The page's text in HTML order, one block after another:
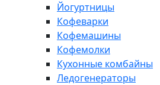
Йогуртницы
Кофеварки
Кофемашины
Кофемолки
Кухонные комбайны
Ледогенераторы